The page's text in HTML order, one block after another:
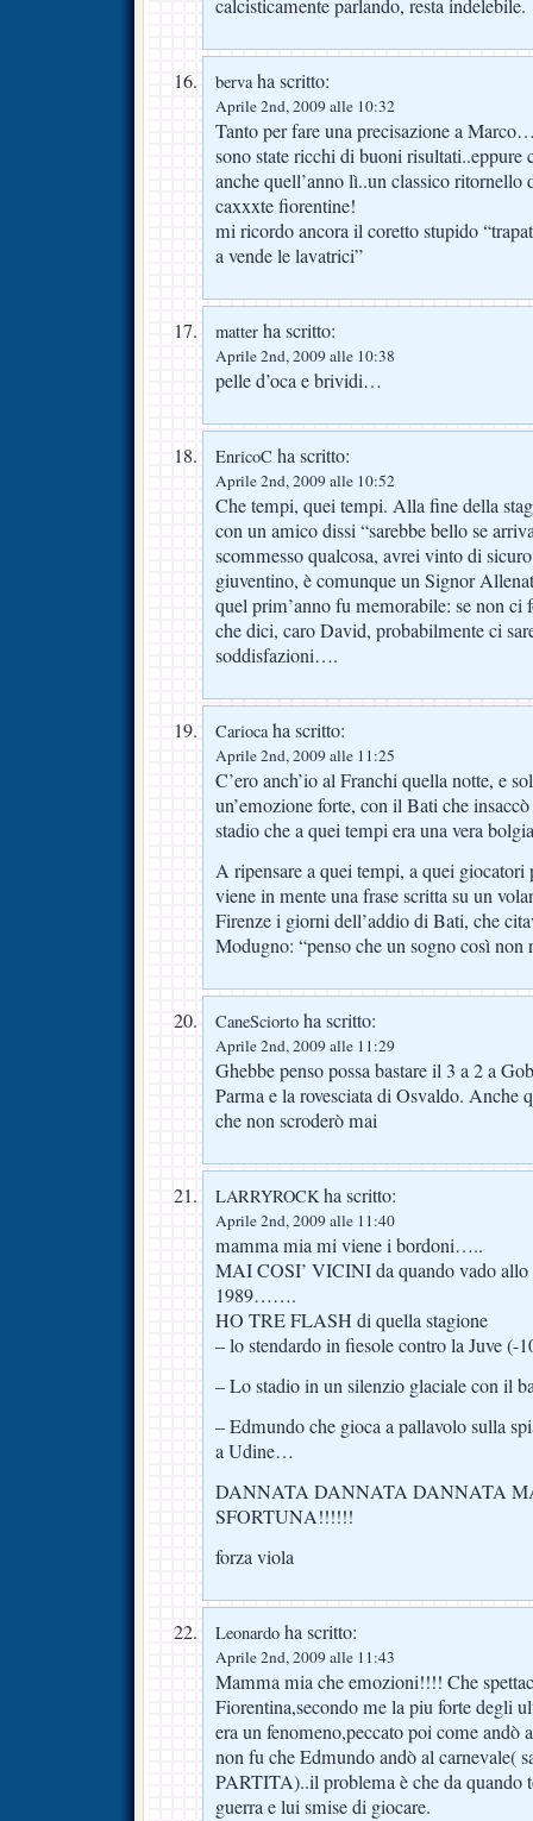
calcisticamente parlando, resta indelebile.
bervaha scritto:
Aprile 2nd, 2009 alle 10:32
Tanto per fare una precisazione a
sono state ricchi di buoni risultati..eppure
anche quell’anno lì..un classico
caxxxte fiorentine!
mi ricordo ancora il coretto stupido
a vende le lavatrici”
matter ha scritto:
Aprile 2nd, 2009 alle 10:38
pelle d’oca e brividi…
EnricoC ha scritto:
Aprile 2nd, 2009 alle 10:52
Che tempi, quei tempi. Alla fine della
con un amico dissi “sarebbe bello se
scommesso qualcosa, avrei vinto di
giuventino, è comunque un Signor
quel prim’anno fu memorabile: se non ci
che dici, caro David, probabilmente ci
soddisfazioni….
Cariocaha scritto:
Aprile 2nd, 2009 alle 11:25
C’ero anch’io al Franchi quella notte, e
un’emozione forte, con il Bati che
stadio che a quei tempi era una vera
A ripensare a quei tempi, a quei
viene in mente una frase scritta su un
Firenze i giorni dell’addio di Bati, che
Modugno: “penso che un sogno così
CaneSciorto ha scritto:
Aprile 2nd, 2009 alle 11:29
Ghebbe penso possa bastare il 3 a 2 a
Parma e la rovesciata di Osvaldo. Anche
che non scroderò mai
LARRYROCKha scritto:
Aprile 2nd, 2009 alle 11:40
mamma mia mi viene i bordoni…..
MAI COSI’ VICINI da quando vado allo
1989…….
HO TRE FLASH di quella stagione
– lo stendardo in fiesole contro la Juve (-
– Lo stadio in un silenzio glaciale con il
– Edmundo che gioca a pallavolo sulla
a Udine…
DANNATA DANNATA DANNATA
SFORTUNA!!!!!!
forza viola
Leonardo ha scritto:
Aprile 2nd, 2009 alle 11:43
Mamma mia che emozioni!!!! Che
Fiorentina,secondo me la piu forte degli
era un fenomeno,peccato poi come
non fu che Edmundo andò al carnevale(
PARTITA)..il problema è che da quando
guerra e lui smise di giocare.